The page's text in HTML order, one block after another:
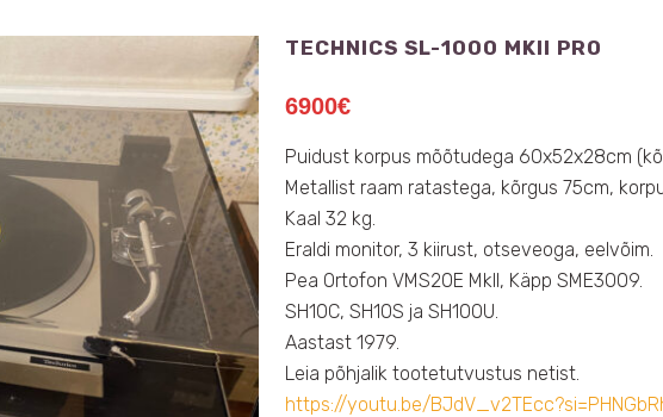
TECHNICS SL-1000 MKII PRO
6900€
Puidust korpus mõõtudega 60x52x28cm
Metallist raam ratastega, kõrgus 75cm,
Kaal 32 kg.
Eraldi monitor, 3 kiirust, otseveoga, eelvõim.
Pea Ortofon VMS20E MkII, Käpp SME3009.
SH10C, SH10S ja SH10OU.
Aastast 1979.
Leia põhjalik tootetutvustus netist.
https://youtu.be/